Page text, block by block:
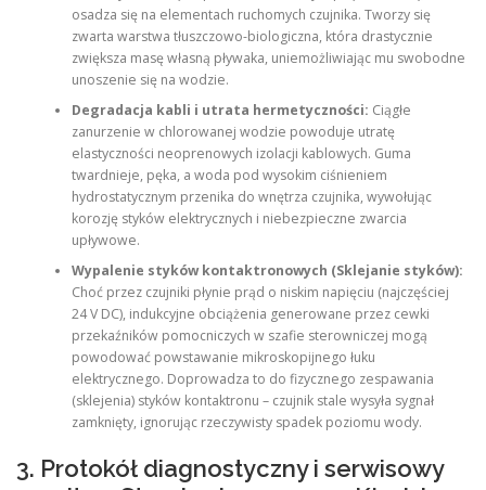
osadza się na elementach ruchomych czujnika. Tworzy się
zwarta warstwa tłuszczowo-biologiczna, która drastycznie
zwiększa masę własną pływaka, uniemożliwiając mu swobodne
unoszenie się na wodzie.
Degradacja kabli i utrata hermetyczności: Ciągłe
zanurzenie w chlorowanej wodzie powoduje utratę
elastyczności neoprenowych izolacji kablowych. Guma
twardnieje, pęka, a woda pod wysokim ciśnieniem
hydrostatycznym przenika do wnętrza czujnika, wywołując
korozję styków elektrycznych i niebezpieczne zwarcia
upływowe.
Wypalenie styków kontaktronowych (Sklejanie styków):
Choć przez czujniki płynie prąd o niskim napięciu (najczęściej
24 V DC), indukcyjne obciążenia generowane przez cewki
przekaźników pomocniczych w szafie sterowniczej mogą
powodować powstawanie mikroskopijnego łuku
elektrycznego. Doprowadza to do fizycznego zespawania
(sklejenia) styków kontaktronu – czujnik stale wysyła sygnał
zamknięty, ignorując rzeczywisty spadek poziomu wody.
3. Protokół diagnostyczny i serwisowy